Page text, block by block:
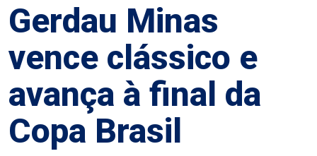
Gerdau Minas
vence clássico e
avança à final da
Copa Brasil